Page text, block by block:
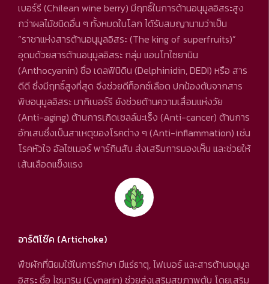
เบอร์รี (Chilean wine berry) มีฤทธิ์ในการต้านอนุมูลอิสระสูง
กว่าผลไม้ชนิดอื่น ๆ ทั้งหมดในโลก ได้รับสมญานามว่าเป็น
“ราชาแห่งสารต้านอนุมูลอิสระ (The king of superfruits)”
อุดมด้วยสารต้านอนุมูลอิสระ กลุ่ม แอนโทไซยานิน
(Anthocyanin) ชื่อ เดลฟินิดิน (Delphinidin, DEDI) หรือ สาร
ดีดี ซึ่งมีฤทธิ์สูงที่สุด จึงช่วยดีท็อกซ์เลือด ปกป้องตับจากสาร
พิษอนุมูลอิสระ มากิเบอร์รี ยังช่วยต้านความเสื่อมแห่งวัย
(Anti-aging) ต้านการเกิดเซลล์มะเร็ง (Anti-cancer) ต้านการ
อักเสบซึ่งเป็นสาเหตุของโรคต่าง ๆ (Anti-inflammation) เช่น
โรคหัวใจ อัลไซเมอร์ พาร์กินสัน ส่งเสริมการมองเห็น และช่วยให้
เส้นเลือดแข็งแรง
อาร์ติโช๊ค (Artichoke)
พืชผักที่นิยมใช้ในการรักษา มีแร่ธาตุ, ไฟเบอร์ และสารต้านอนุมูล
อิสระ ชื่อ ไซนาริน (Cynarin) ช่วยส่งเสริมสุขภาพตับ โดยเสริม